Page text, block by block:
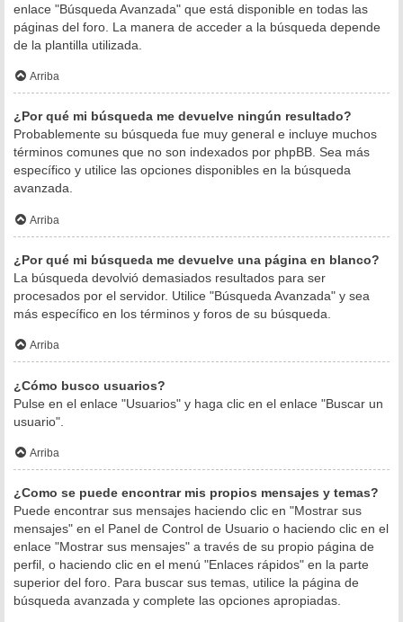
enlace "Búsqueda Avanzada" que está disponible en todas las
páginas del foro. La manera de acceder a la búsqueda depende
de la plantilla utilizada.
Arriba
¿Por qué mi búsqueda me devuelve ningún resultado?
Probablemente su búsqueda fue muy general e incluye muchos
términos comunes que no son indexados por phpBB. Sea más
específico y utilice las opciones disponibles en la búsqueda
avanzada.
Arriba
¿Por qué mi búsqueda me devuelve una página en blanco?
La búsqueda devolvió demasiados resultados para ser
procesados por el servidor. Utilice "Búsqueda Avanzada" y sea
más específico en los términos y foros de su búsqueda.
Arriba
¿Cómo busco usuarios?
Pulse en el enlace "Usuarios" y haga clic en el enlace "Buscar un
usuario".
Arriba
¿Como se puede encontrar mis propios mensajes y temas?
Puede encontrar sus mensajes haciendo clic en "Mostrar sus
mensajes" en el Panel de Control de Usuario o haciendo clic en el
enlace "Mostrar sus mensajes" a través de su propio página de
perfil, o haciendo clic en el menú "Enlaces rápidos" en la parte
superior del foro. Para buscar sus temas, utilice la página de
búsqueda avanzada y complete las opciones apropiadas.